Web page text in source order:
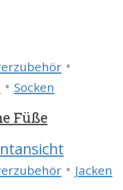
•
• Socken
Füße
• Jacken